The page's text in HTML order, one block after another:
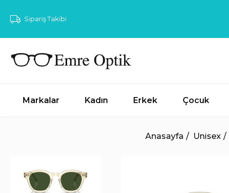
Sipariş Takibi
Markalar Kadın Erkek Çocuk
Anasayfa Unisex